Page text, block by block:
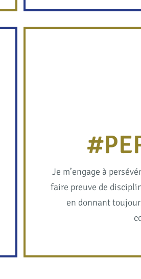
Je m’engage à
faire preuve de
en donnant